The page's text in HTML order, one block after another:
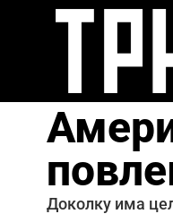
Доколку има